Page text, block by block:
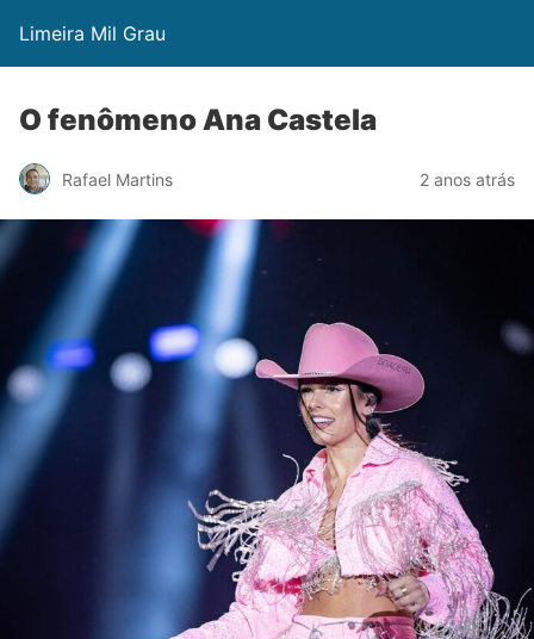
Limeira Mil Grau
O fenômeno Ana Castela
Rafael Martins 2 anos atrás